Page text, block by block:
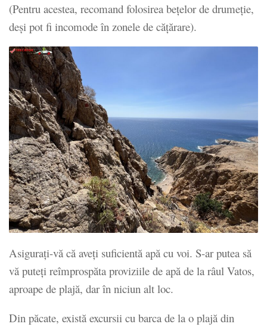
(Pentru acestea, recomand folosirea bețelor de drumeție,
deși pot fi incomode în zonele de cățărare).
Asigurați-vă că aveți suficientă apă cu voi. S-ar putea să
vă puteți reîmprospăta proviziile de apă de la râul Vatos,
aproape de plajă, dar în niciun alt loc.
Din păcate, există excursii cu barca de la o plajă din